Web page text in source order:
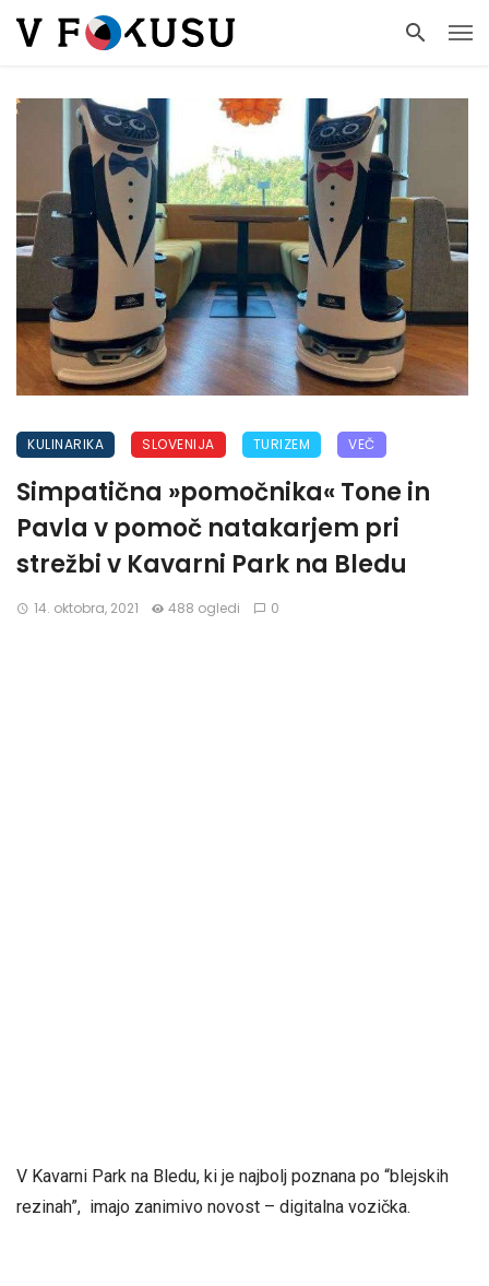
KULINARIKA SLOVENIJA TURIZEM VEČ
Simpatična »pomočnika« Tone in
Pavla v pomoč natakarjem pri
strežbi v Kavarni Park na Bledu
14. oktobra, 2021 488 ogledi 0
V Kavarni Park na Bledu, ki je najbolj poznana po “blejskih
rezinah”, imajo zanimivo novost – digitalna vozička.